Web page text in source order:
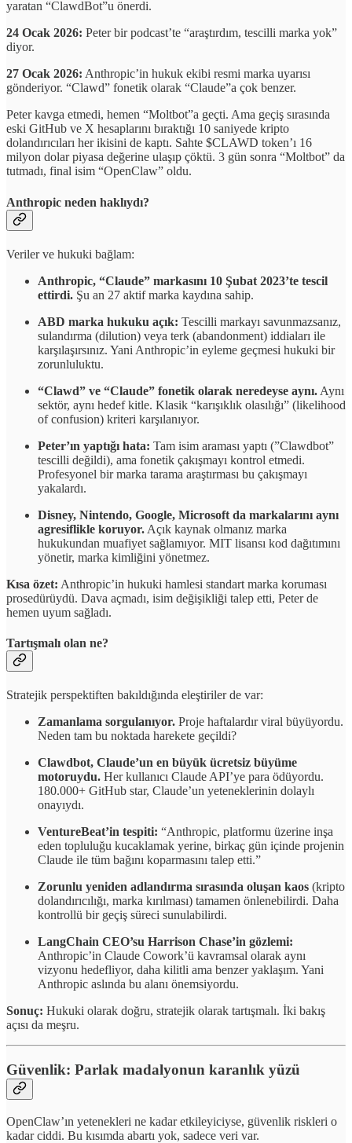
yaratan “ClawdBot”u önerdi.
24 Ocak 2026: Peter bir podcast’te “araştırdım, tescilli marka yok”
diyor.
27 Ocak 2026: Anthropic’in hukuk ekibi resmi marka uyarısı
gönderiyor. “Clawd” fonetik olarak “Claude”a çok benzer.
Peter kavga etmedi, hemen “Moltbot”a geçti. Ama geçiş sırasında
eski GitHub ve X hesaplarını bıraktığı 10 saniyede kripto
dolandırıcıları her ikisini de kaptı. Sahte $CLAWD token’ı 16
milyon dolar piyasa değerine ulaşıp çöktü. 3 gün sonra “Moltbot” da
tutmadı, final isim “OpenClaw” oldu.
Anthropic neden haklıydı?
Veriler ve hukuki bağlam:
Anthropic, “Claude” markasını 10 Şubat 2023’te tescil
ettirdi. Şu an 27 aktif marka kaydına sahip.
ABD marka hukuku açık: Tescilli markayı savunmazsanız,
sulandırma (dilution) veya terk (abandonment) iddiaları ile
karşılaşırsınız. Yani Anthropic’in eyleme geçmesi hukuki bir
zorunluluktu.
“Clawd” ve “Claude” fonetik olarak neredeyse aynı. Aynı
sektör, aynı hedef kitle. Klasik “karışıklık olasılığı” (likelihood
of confusion) kriteri karşılanıyor.
Peter’ın yaptığı hata: Tam isim araması yaptı (”Clawdbot”
tescilli değildi), ama fonetik çakışmayı kontrol etmedi.
Profesyonel bir marka tarama araştırması bu çakışmayı
yakalardı.
Disney, Nintendo, Google, Microsoft da markalarını aynı
agresiflikle koruyor. Açık kaynak olmanız marka
hukukundan muafiyet sağlamıyor. MIT lisansı kod dağıtımını
yönetir, marka kimliğini yönetmez.
Kısa özet: Anthropic’in hukuki hamlesi standart marka koruması
prosedürüydü. Dava açmadı, isim değişikliği talep etti, Peter de
hemen uyum sağladı.
Tartışmalı olan ne?
Stratejik perspektiften bakıldığında eleştiriler de var:
Zamanlama sorgulanıyor. Proje haftalardır viral büyüyordu.
Neden tam bu noktada harekete geçildi?
Clawdbot, Claude’un en büyük ücretsiz büyüme
motoruydu. Her kullanıcı Claude API’ye para ödüyordu.
180.000+ GitHub star, Claude’un yeteneklerinin dolaylı
onayıydı.
VentureBeat’in tespiti: “Anthropic, platformu üzerine inşa
eden topluluğu kucaklamak yerine, birkaç gün içinde projenin
Claude ile tüm bağını koparmasını talep etti.”
Zorunlu yeniden adlandırma sırasında oluşan kaos (kripto
dolandırıcılığı, marka kırılması) tamamen önlenebilirdi. Daha
kontrollü bir geçiş süreci sunulabilirdi.
LangChain CEO’su Harrison Chase’in gözlemi:
Anthropic’in Claude Cowork’ü kavramsal olarak aynı
vizyonu hedefliyor, daha kilitli ama benzer yaklaşım. Yani
Anthropic aslında bu alanı önemsiyordu.
Sonuç: Hukuki olarak doğru, stratejik olarak tartışmalı. İki bakış
açısı da meşru.
Güvenlik: Parlak madalyonun karanlık yüzü
OpenClaw’ın yetenekleri ne kadar etkileyiciyse, güvenlik riskleri o
kadar ciddi. Bu kısımda abartı yok, sadece veri var.